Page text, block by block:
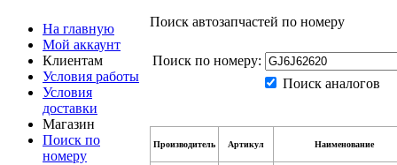
На главную
Мой аккаунт
Клиентам
Условия работы
Условия
доставки
Магазин
Поиск по
номеру
Поиск автозапчастей по номеру
Поиск по номеру:
Поиск аналогов
Производитель Артикул Наименование